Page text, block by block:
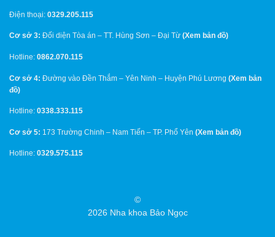
Điện thoại: 0329.205.115
Cơ sở 3: Đối diện Tòa án – TT. Hùng Sơn – Đại Từ (Xem bản đồ)
Hotline: 0862.070.115
Cơ sở 4: Đường vào Đền Thắm – Yên Ninh – Huyện Phú Lương (Xem bản
đồ)
Hotline: 0338.333.115
Cơ sở 5: 173 Trường Chinh – Nam Tiến – TP. Phổ Yên (Xem bản đồ)
Hotline: 0329.575.115
©
2026 Nha khoa Bảo Ngọc